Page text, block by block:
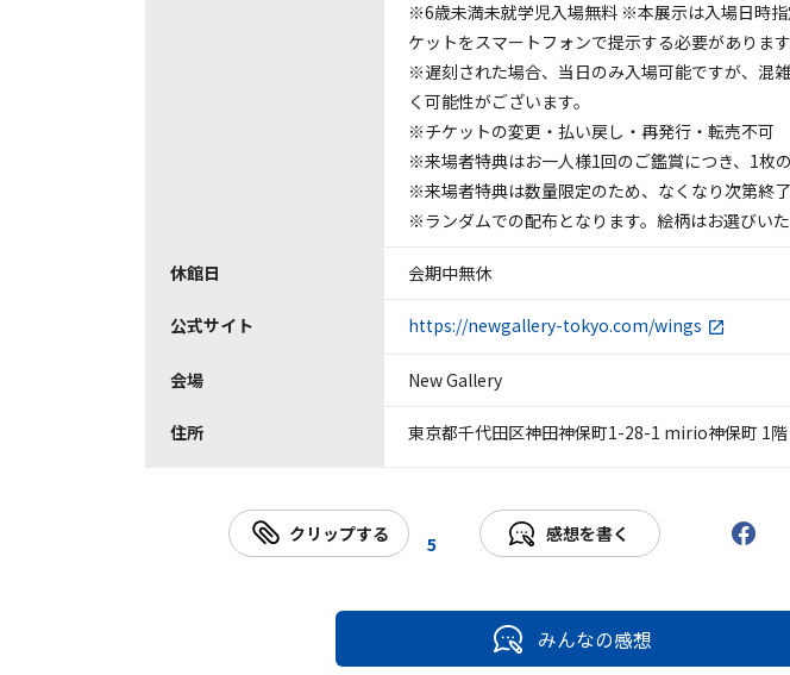
※6歳未満未就学児入場無料 ※本展示は入場日時
ケットをスマートフォンで提示する必要があります
※遅刻された場合、当日のみ入場可能ですが、混
く可能性がございます。
※チケットの変更・払い戻し・再発行・転売不可
※来場者特典はお一人様1回のご鑑賞につき、1枚の
※来場者特典は数量限定のため、なくなり次第終了
※ランダムでの配布となります。絵柄はお選びいた
休館日 会期中無休
公式サイト https://newgallery-tokyo.com/wings
会場 New Gallery
住所 東京都千代田区神田神保町1-28-1 mirio神保町 1階
クリップする 5 感想を書く
みんなの感想